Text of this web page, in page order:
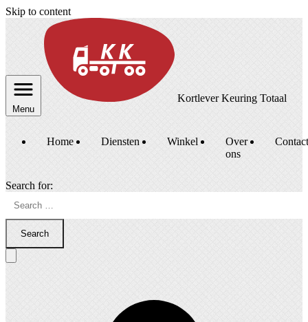
Skip to content
Menu
Kortlever Keuring Totaal
Home Diensten Winkel
Over
ons
Contact
Search for:
Search